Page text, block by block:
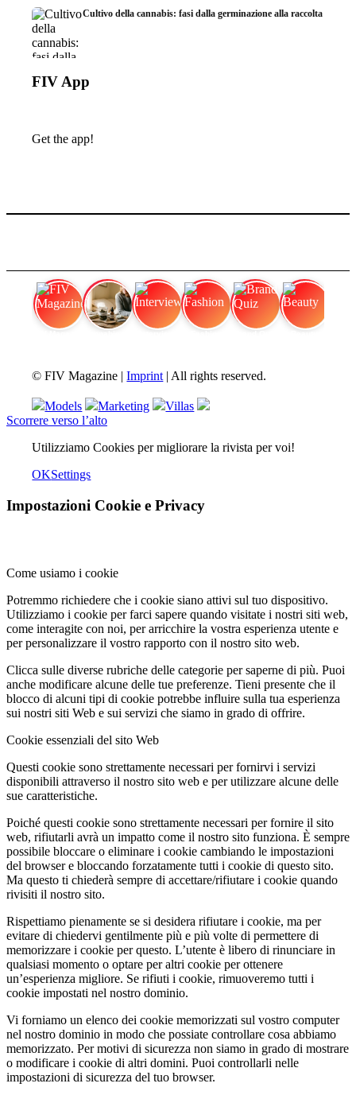
Cultivo della cannabis: fasi dalla germinazione alla raccolta
FIV App
Get the app!
© FIV Magazine |Imprint | All rights reserved.
Models Marketing
Villas
Scorrere verso l’alto
Utilizziamo Cookies per migliorare la rivista per voi!
OKSettings
Impostazioni Cookie e Privacy
Come usiamo i cookie
Potremmo richiedere che i cookie siano attivi sul tuo dispositivo.
Utilizziamo i cookie per farci sapere quando visitate i nostri siti web,
come interagite con noi, per arricchire la vostra esperienza utente e
per personalizzare il vostro rapporto con il nostro sito web.
Clicca sulle diverse rubriche delle categorie per saperne di più. Puoi
anche modificare alcune delle tue preferenze. Tieni presente che il
blocco di alcuni tipi di cookie potrebbe influire sulla tua esperienza
sui nostri siti Web e sui servizi che siamo in grado di offrire.
Cookie essenziali del sito Web
Questi cookie sono strettamente necessari per fornirvi i servizi
disponibili attraverso il nostro sito web e per utilizzare alcune delle
sue caratteristiche.
Poiché questi cookie sono strettamente necessari per fornire il sito
web, rifiutarli avrà un impatto come il nostro sito funziona. È sempre
possibile bloccare o eliminare i cookie cambiando le impostazioni
del browser e bloccando forzatamente tutti i cookie di questo sito.
Ma questo ti chiederà sempre di accettare/rifiutare i cookie quando
rivisiti il nostro sito.
Rispettiamo pienamente se si desidera rifiutare i cookie, ma per
evitare di chiedervi gentilmente più e più volte di permettere di
memorizzare i cookie per questo. L’utente è libero di rinunciare in
qualsiasi momento o optare per altri cookie per ottenere
un’esperienza migliore. Se rifiuti i cookie, rimuoveremo tutti i
cookie impostati nel nostro dominio.
Vi forniamo un elenco dei cookie memorizzati sul vostro computer
nel nostro dominio in modo che possiate controllare cosa abbiamo
memorizzato. Per motivi di sicurezza non siamo in grado di mostrare
o modificare i cookie di altri domini. Puoi controllarli nelle
impostazioni di sicurezza del tuo browser.